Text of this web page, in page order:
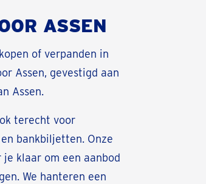
ASSEN
of verpanden in
Assen, gevestigd aan
Assen.
terecht voor
bankbiljetten. Onze
klaar om een aanbod
We hanteren een